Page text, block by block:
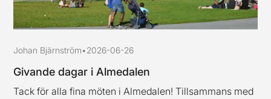
Johan Bjärnström•2026-06-26
Givande dagar i Almedalen
Tack för alla fina möten i Almedalen! Tillsammans med